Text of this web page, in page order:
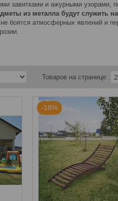
завитками и ажурными узорами,
из металла будут служить
боятся атмосферных явлений и
-18%